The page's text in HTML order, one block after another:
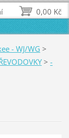
- WJ/WG >
> -
0,00 Kč